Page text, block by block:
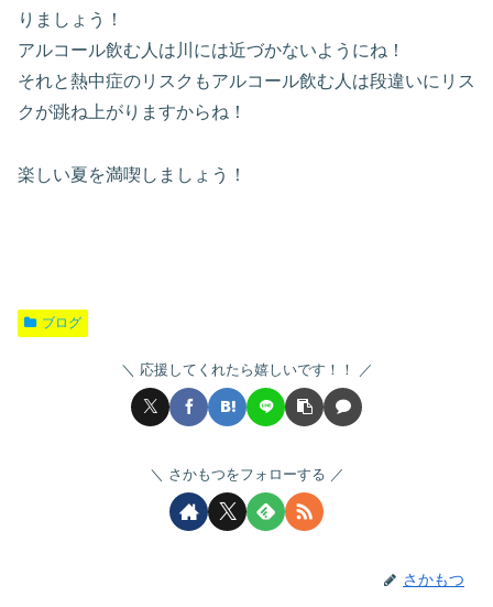
りましょう！
アルコール飲む人は川には近づかないようにね！
それと熱中症のリスクもアルコール飲む人は段違いにリス
クが跳ね上がりますからね！
楽しい夏を満喫しましょう！
ブログ
応援してくれたら嬉しいです！！
さかもつをフォローする
さかもつ